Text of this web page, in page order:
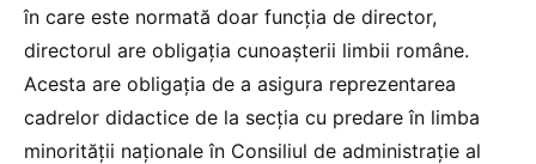
în care este normată doar funcția de director,
directorul are obligația cunoașterii limbii române.
Acesta are obligația de a asigura reprezentarea
cadrelor didactice de la secția cu predare în limba
minorității naționale în Consiliul de administrație al